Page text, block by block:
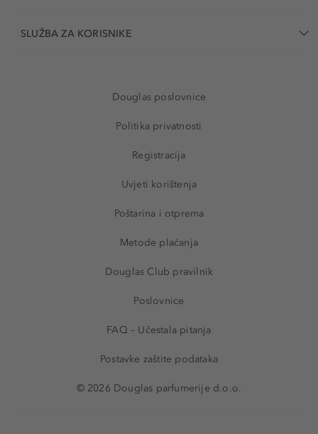
SLUŽBA ZA KORISNIKE
Douglas poslovnice
Politika privatnosti
Registracija
Uvjeti korištenja
Poštarina i otprema
Metode plaćanja
Douglas Club pravilnik
Poslovnice
FAQ – Učestala pitanja
Postavke zaštite podataka
© 2026 Douglas parfumerije d.o.o.